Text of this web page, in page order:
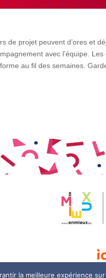
de projet peuvent d’ores et
avec l’équipe.
au fil des semaines.
la meilleure expérience